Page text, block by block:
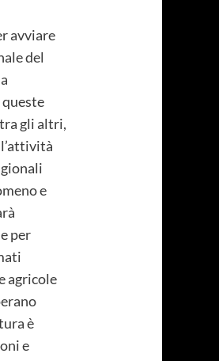
avviare
del
queste
gli altri,
e
per
agricole
è
e